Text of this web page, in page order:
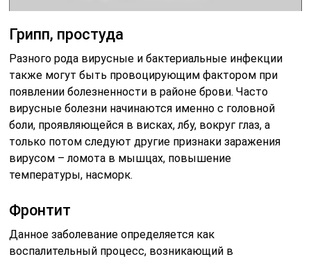
Грипп, простуда
Разного рода вирусные и бактериальные инфекции
также могут быть провоцирующим фактором при
появлении болезненности в районе брови. Часто
вирусные болезни начинаются именно с головной
боли, проявляющейся в висках, лбу, вокруг глаз, а
только потом следуют другие признаки заражения
вирусом – ломота в мышцах, повышение
температуры, насморк.
Фронтит
Данное заболевание определяется как
воспалительный процесс, возникающий в